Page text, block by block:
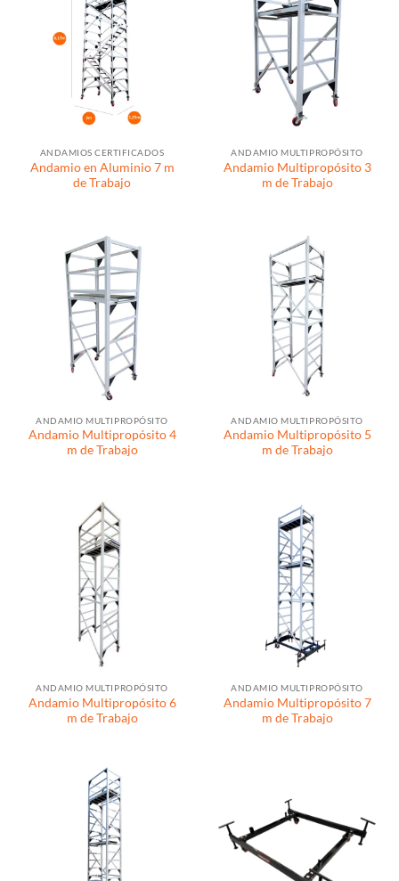
ANDAMIOS CERTIFICADOS
Andamio en Aluminio 7 m
de Trabajo
ANDAMIO MULTIPROPÓSITO
Andamio Multipropósito 3
m de Trabajo
ANDAMIO MULTIPROPÓSITO
Andamio Multipropósito 4
m de Trabajo
ANDAMIO MULTIPROPÓSITO
Andamio Multipropósito 5
m de Trabajo
ANDAMIO MULTIPROPÓSITO
Andamio Multipropósito 6
m de Trabajo
ANDAMIO MULTIPROPÓSITO
Andamio Multipropósito 7
m de Trabajo